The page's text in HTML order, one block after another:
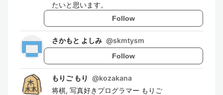
たいと思います。
Follow
さかもと よしみ @skmtysm
Follow
もりご もり @kozakana
将棋, 写真好きプログラマー もりご